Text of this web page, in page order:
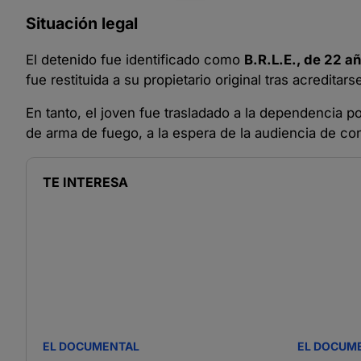
Situación legal
El detenido fue identificado como B.R.L.E., de 22
fue restituida a su propietario original tras
En tanto, el joven fue trasladado a la dependencia
de arma de fuego, a la espera de la audiencia de
TE INTERESA
EL DOCUMENTAL EL